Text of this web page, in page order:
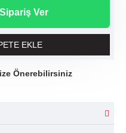
Ver
EKLE
Önerebilirsiniz